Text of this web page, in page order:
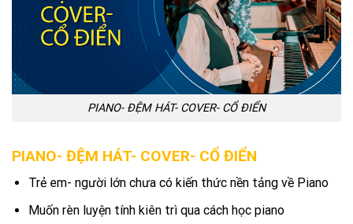
PIANO- ĐỆM HÁT- COVER- CỔ ĐIỂN
PIANO- ĐỆM HÁT- COVER- CỔ ĐIỂN
Trẻ em- người lớn chưa có kiến thức nền tảng về Piano
Muốn rèn luyện tính kiên trì qua cách học piano